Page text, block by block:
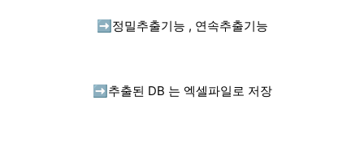
➡️ 정밀추출기능 , 연속추출기능
➡️ 추출된 DB 는 엑셀파일로 저장